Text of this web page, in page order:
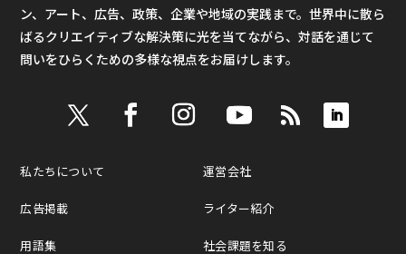
ン、アート、広告、政策、企業や地域の実践まで。世界中に散ら
ばるクリエイティブな解決策に光を当てながら、対話を通じて
問いをひらくための多様な視点をお届けします。
私たちについて
広告掲載
用語集
運営会社
ライター紹介
社会課題を知る